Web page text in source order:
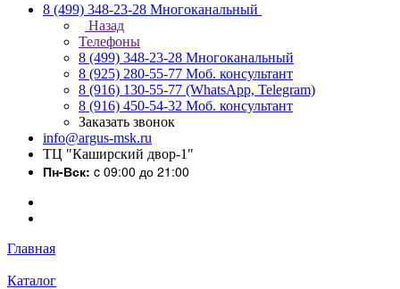
8 (499) 348-23-28 Многоканальный
Назад
Телефоны
8 (499) 348-23-28 Многоканальный
8 (925) 280-55-77 Моб. консультант
8 (916) 130-55-77 (WhatsApp, Telegram)
8 (916) 450-54-32 Моб. консультант
Заказать звонок
info@argus-msk.ru
ТЦ "Каширский двор-1"
Пн-Вск: c 09:00 до 21:00
Главная
Каталог